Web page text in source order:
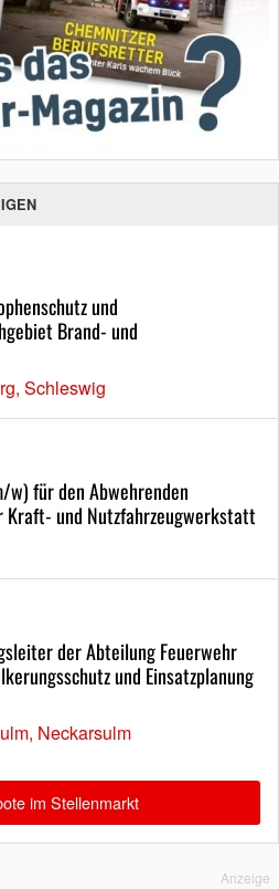
und
Brand- und
Schleswig
für den Abwehrenden
Kraft- und Nutzfahrzeugwerkstatt
der Abteilung Feuerwehr
und Einsatzplanung
Neckarsulm
im Stellenmarkt
Anzeige